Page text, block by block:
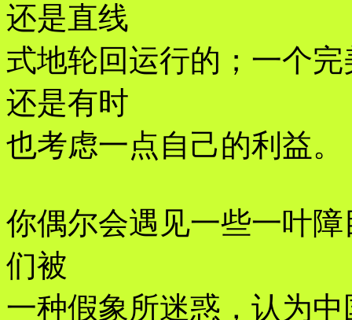
还是直线
式地轮回运行的；一个
还是有时
也考虑一点自己的利益。
你偶尔会遇见一些一叶
们被
一种假象所迷惑，认为